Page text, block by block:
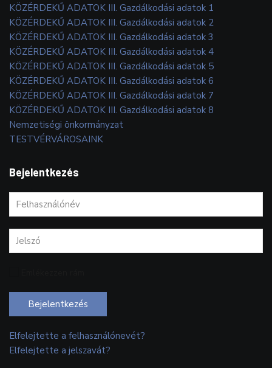
KÖZÉRDEKŰ ADATOK III. Gazdálkodási adatok 1
KÖZÉRDEKŰ ADATOK III. Gazdálkodási adatok 2
KÖZÉRDEKŰ ADATOK III. Gazdálkodási adatok 3
KÖZÉRDEKŰ ADATOK III. Gazdálkodási adatok 4
KÖZÉRDEKŰ ADATOK III. Gazdálkodási adatok 5
KÖZÉRDEKŰ ADATOK III. Gazdálkodási adatok 6
KÖZÉRDEKŰ ADATOK III. Gazdálkodási adatok 7
KÖZÉRDEKŰ ADATOK III. Gazdálkodási adatok 8
Nemzetiségi önkormányzat
TESTVÉRVÁROSAINK
Bejelentkezés
Bejelentkezés
Elfelejtette a felhasználónevét?
Elfelejtette a jelszavát?